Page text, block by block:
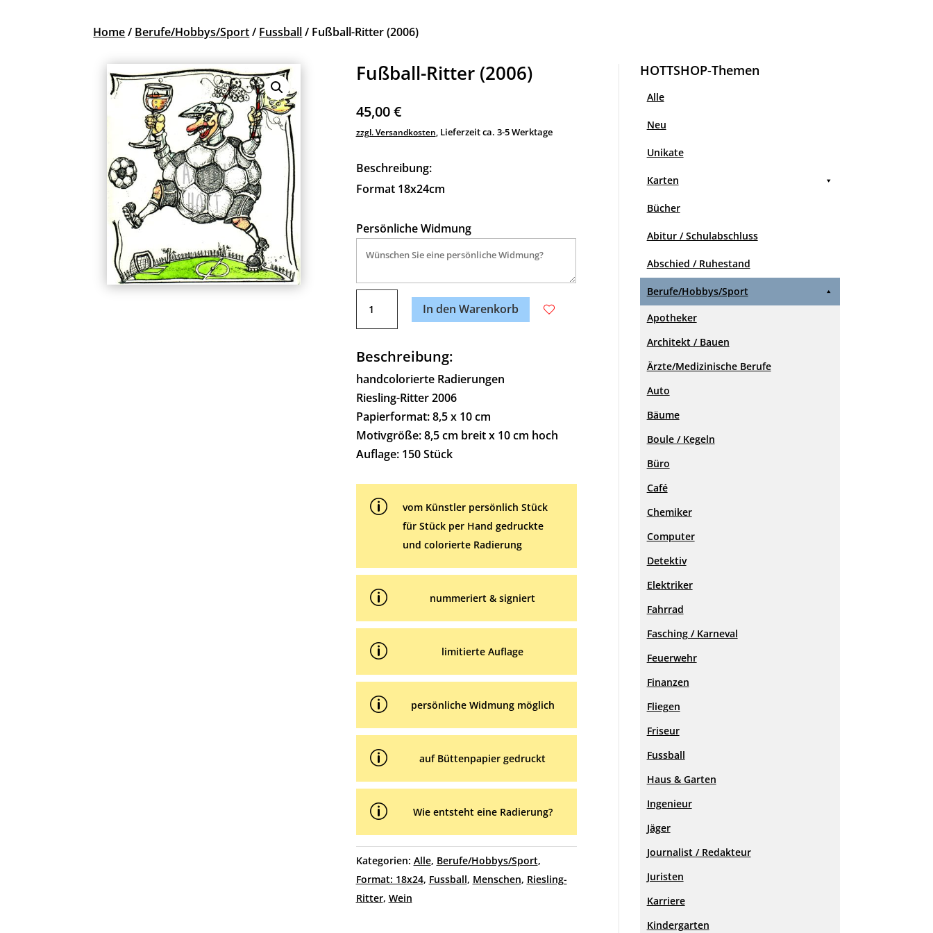
Home/ Berufe/Hobbys/Sport/ Fussball/ Fußball-Ritter (2006)
Fußball-Ritter (2006)
45,00€
zzgl. Versandkosten, Lieferzeit ca. 3-5 Werktage
Beschreibung:
Format 18x24cm
Persönliche Widmung
Ritter
Menge
In den Warenkorb
A
r
n
a
t
i
v
:
Beschreibung:
handcolorierte Radierungen
Riesling-Ritter 2006
Papierformat: 8,5 x 10 cm
Motivgröße: 8,5 cm breit x 10 cm hoch
Auflage: 150 Stück
p
vom Künstler persönlich Stück
für Stück per Hand gedruckte
und colorierte Radierung
p nummeriert & signiert
p limitierte Auflage
p persönliche Widmung möglich
p auf Büttenpapier gedruckt
p Wie entsteht eine Radierung?
Kategorien: Alle, Berufe/Hobbys/Sport,
Format: 18x24, Fussball, Menschen, Riesling-
Ritter, Wein
HOTTSHOP-Themen
Alle
Neu
Unikate
Karten
Bücher
Abitur / Schulabschluss
Abschied / Ruhestand
Berufe/Hobbys/Sport
Apotheker
Architekt / Bauen
Ärzte/Medizinische Berufe
Auto
Bäume
Boule / Kegeln
Büro
Café
Chemiker
Computer
Detektiv
Elektriker
Fahrrad
Fasching / Karneval
Feuerwehr
Finanzen
Fliegen
Friseur
Fussball
Haus & Garten
Ingenieur
Jäger
Journalist / Redakteur
Juristen
Karriere
Kindergarten